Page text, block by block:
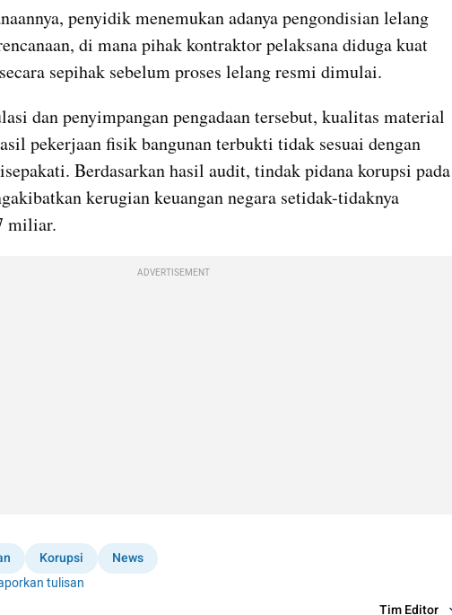
penyidik menemukan adanya pengondisian lelang
di mana pihak kontraktor pelaksana diduga kuat
sepihak sebelum proses lelang resmi dimulai.
dan penyimpangan pengadaan tersebut, kualitas material
pekerjaan fisik bangunan terbukti tidak sesuai dengan
Berdasarkan hasil audit, tindak pidana korupsi pada
kerugian keuangan negara setidak-tidaknya
miliar.
ADVERTISEMENT
Korupsi
News
tulisan
Tim Editor